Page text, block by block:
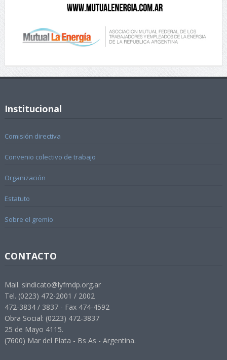
Institucional
Comisión directiva
Convenio colectivo de trabajo
Organización
Estatuto
Sobre el gremio
CONTACTO
Mail. sindicato@lyfmdp.org.ar
Tel. (0223) 472-2001 / 2002
472-3834 / 3837 - Fax 474-4592
Obra Social: (0223) 472-3837
25 de Mayo 4115.
(7600) Mar del Plata - Bs As - Argentina.